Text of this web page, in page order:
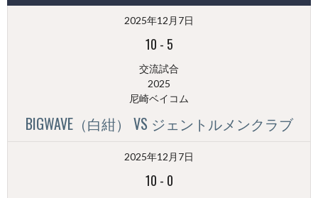
（月
2025年12月7日
10 - 5
交流試合
2025
尼崎ベイコム
BIGWAVE（白紺） VS ジェントルメンクラブ
2025年12月7日
10 - 0